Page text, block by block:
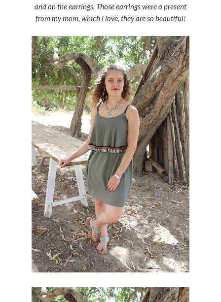
and on the earrings. Those earrings were a present
from my mom, which I love, they are so beautiful!